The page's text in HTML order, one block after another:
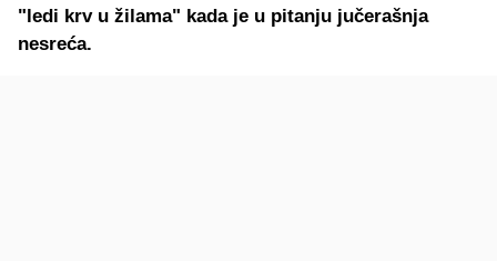
"ledi krv u žilama" kada je u pitanju jučerašnja
nesreća.